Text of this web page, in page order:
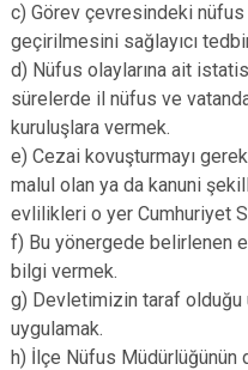
c) Görev çevresindeki nüfus
geçirilmesini sağlayıcı
d) Nüfus olaylarına ait
sürelerde il nüfus ve
kuruluşlara vermek.
e) Cezai kovuşturmayı
malul olan ya da kanuni
evlilikleri o yer Cumhuriyet
f) Bu yönergede belirlenen
bilgi vermek.
g) Devletimizin taraf
uygulamak.
h) İlçe Nüfus Müdürlüğünün